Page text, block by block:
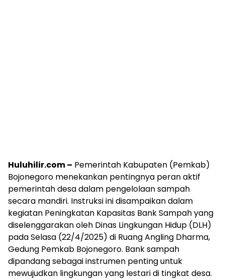
Huluhilir.com – Pemerintah Kabupaten (Pemkab)
Bojonegoro menekankan pentingnya peran aktif
pemerintah desa dalam pengelolaan sampah
secara mandiri. Instruksi ini disampaikan dalam
kegiatan Peningkatan Kapasitas Bank Sampah yang
diselenggarakan oleh Dinas Lingkungan Hidup (DLH)
pada Selasa (22/4/2025) di Ruang Angling Dharma,
Gedung Pemkab Bojonegoro. Bank sampah
dipandang sebagai instrumen penting untuk
mewujudkan lingkungan yang lestari di tingkat desa.